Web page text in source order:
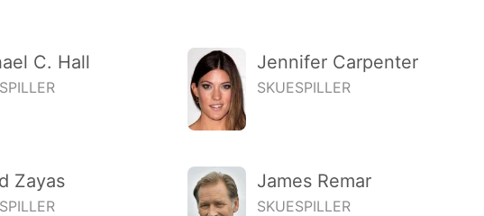
C. Hall Jennifer Carpenter
SKUESPILLER
Zayas James Remar
SKUESPILLER